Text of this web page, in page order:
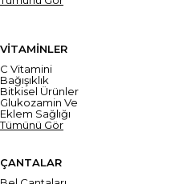
VİTAMİNLER
C Vitamini
Bağışıklık
Bitkisel Ürünler
Glukozamin Ve
Eklem Sağlığı
Tümünü Gör
ÇANTALAR